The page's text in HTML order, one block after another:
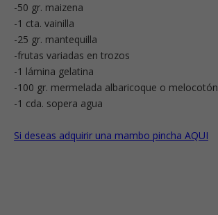
-50 gr. maizena
-1 cta. vainilla
-25 gr. mantequilla
-frutas variadas en trozos
-1 lámina gelatina
-100 gr. mermelada albaricoque o melocotón
-1 cda. sopera agua
Si deseas adquirir una mambo pincha AQUI